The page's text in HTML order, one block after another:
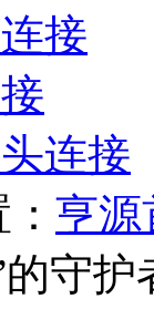
接
连接
亨源
的守